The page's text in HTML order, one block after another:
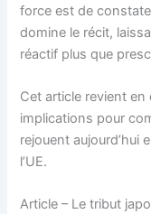
force est de
domine le récit,
réactif plus que
Cet article revient
implications pour
rejouent
l’UE.
Article – Le tribut